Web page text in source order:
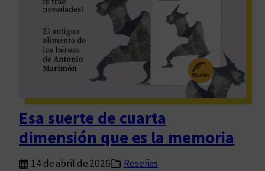
Esa suerte de cuarta
dimensión que es la memoria
14 de abril de 2026
Reseñas